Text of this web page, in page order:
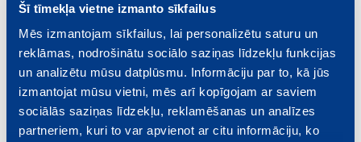
Šī tīmekļa vietne izmanto sīkfailus
Mēs izmantojam sīkfailus, lai personalizētu saturu un
reklāmas, nodrošinātu sociālo saziņas līdzekļu funkcijas
un analizētu mūsu datplūsmu. Informāciju par to, kā jūs
izmantojat mūsu vietni, mēs arī kopīgojam ar saviem
sociālās saziņas līdzekļu, reklamēšanas un analīzes
partneriem, kuri to var apvienot ar citu informāciju, ko
Kulinārijas ceha vadītājs
€ 1300.00
Rīgas iela 4, Valmiera
Beidzas: 2026-08-01